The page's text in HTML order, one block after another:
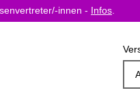
innen - Infos